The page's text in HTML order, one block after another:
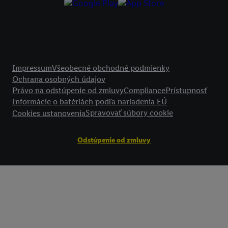
ImpressumVšeobecné obchodné podmienky
Ochrana osobných údajov
Právo na odstúpenie od zmluvyCompliancePrístupnosť
Informácie o batériách podľa nariadenia EÚ
Cookies ustanoveniaSpravovať súbory cookie
Odstúpenie od zmluvy